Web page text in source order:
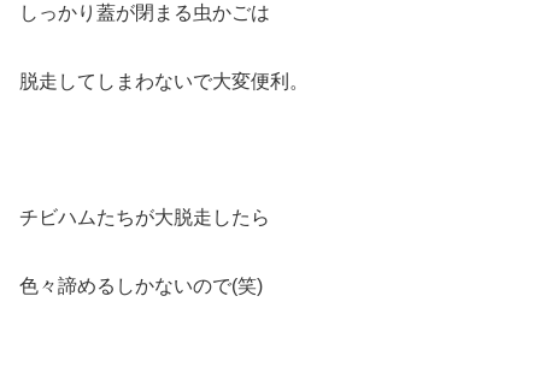
しっかり蓋が閉まる虫かごは
脱走してしまわないで大変便利。
チビハムたちが大脱走したら
色々諦めるしかないので(笑)